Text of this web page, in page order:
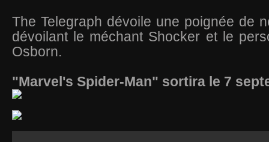
The Telegraph dévoile une poignée de
dévoilant le méchant Shocker et le
Osborn.
"Marvel's Spider-Man" sortira le 7